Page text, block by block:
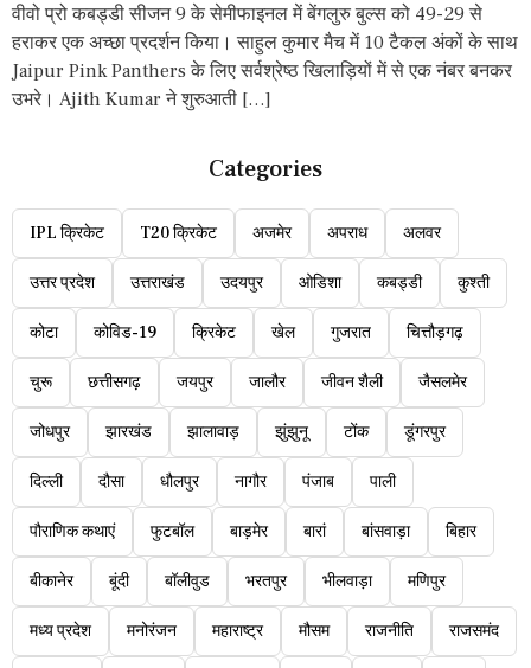
वीवो प्रो कबड्डी सीजन 9 के सेमीफाइनल में बेंगलुरु बुल्स को 49-29 से
हराकर एक अच्छा प्रदर्शन किया। साहुल कुमार मैच में 10 टैकल अंकों के साथ
Jaipur Pink Panthers के लिए सर्वश्रेष्ठ खिलाड़ियों में से एक नंबर बनकर
उभरे। Ajith Kumar ने शुरुआती […]
Categories
IPL क्रिकेट T20 क्रिकेट अजमेर अपराध अलवर
उत्तर प्रदेश उत्तराखंड उदयपुर ओडिशा कबड्डी कुश्ती
कोटा कोविड-19 क्रिकेट खेल गुजरात चित्तौड़गढ़
चुरू छत्तीसगढ़ जयपुर जालौर जीवन शैली जैसलमेर
जोधपुर झारखंड झालावाड़ झुंझुनू टोंक डूंगरपुर
दिल्ली दौसा धौलपुर नागौर पंजाब पाली
पौराणिक कथाएं फुटबॉल बाड़मेर बारां बांसवाड़ा बिहार
बीकानेर बूंदी बॉलीवुड भरतपुर भीलवाड़ा मणिपुर
मध्य प्रदेश मनोरंजन महाराष्ट्र मौसम राजनीति राजसमंद